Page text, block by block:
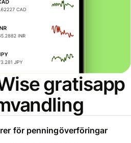
gratisapp
för penningöverföringar